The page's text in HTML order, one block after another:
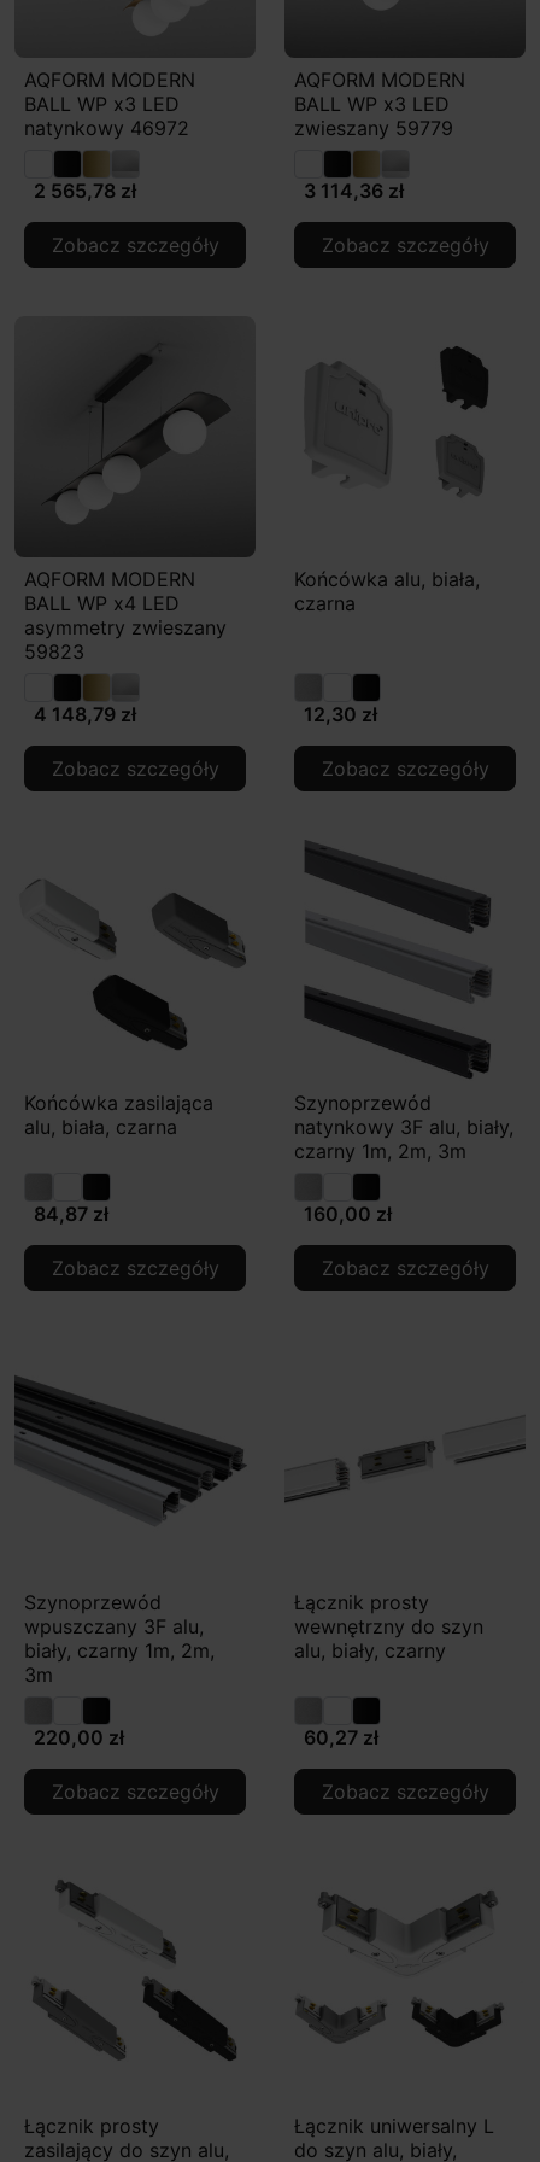
AQFORM MODERN
BALL WP x3 LED
natynkowy 46972
2 565,78 zł
Zobacz szczegóły
AQFORM MODERN
BALL WP x3 LED
zwieszany 59779
3 114,36 zł
Zobacz szczegóły
AQFORM MODERN
BALL WP x4 LED
asymmetry zwieszany
59823
4 148,79 zł
Zobacz szczegóły
Końcówka alu, biała,
czarna
12,30 zł
Zobacz szczegóły
Końcówka zasilająca
alu, biała, czarna
84,87 zł
Zobacz szczegóły
Szynoprzewód
natynkowy 3F alu, biały,
czarny 1m, 2m, 3m
160,00 zł
Zobacz szczegóły
Szynoprzewód
wpuszczany 3F alu,
biały, czarny 1m, 2m,
3m
220,00 zł
Zobacz szczegóły
Łącznik prosty
wewnętrzny do szyn
alu, biały, czarny
60,27 zł
Zobacz szczegóły
Łącznik prosty
zasilający do szyn alu,
Łącznik uniwersalny L
do szyn alu, biały,